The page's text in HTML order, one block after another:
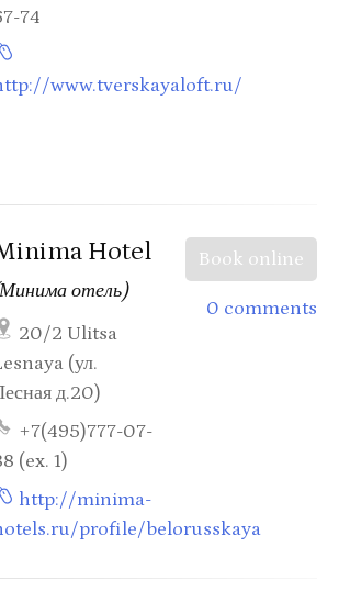
74
www.tverskayaloft.ru/
Hotel
отель)
20/2 Ulitsa
(ул.
д.20)
+7(495)777-07-
(ex. 1)
http://minima-
profile/belorusskaya
Book online
0 comments